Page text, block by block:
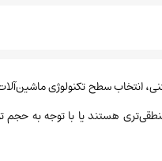
انتخاب سطح تکنولوژی
هستند یا با توجه به حجم